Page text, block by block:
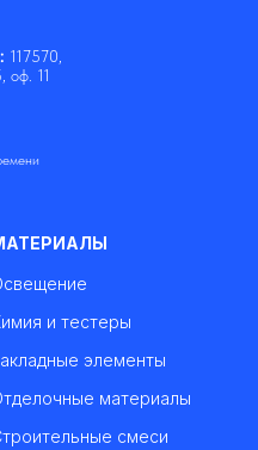
117570,
оф. 11
и тестеры
элементы
материалы
смеси